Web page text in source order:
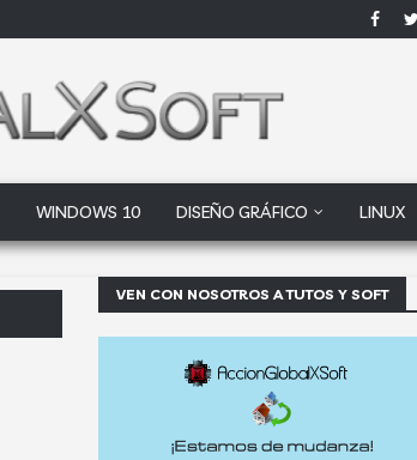
WINDOWS 10 DISEÑO GRÁFICO LINUX
VEN CON NOSOTROS A TUTOS Y SOFT